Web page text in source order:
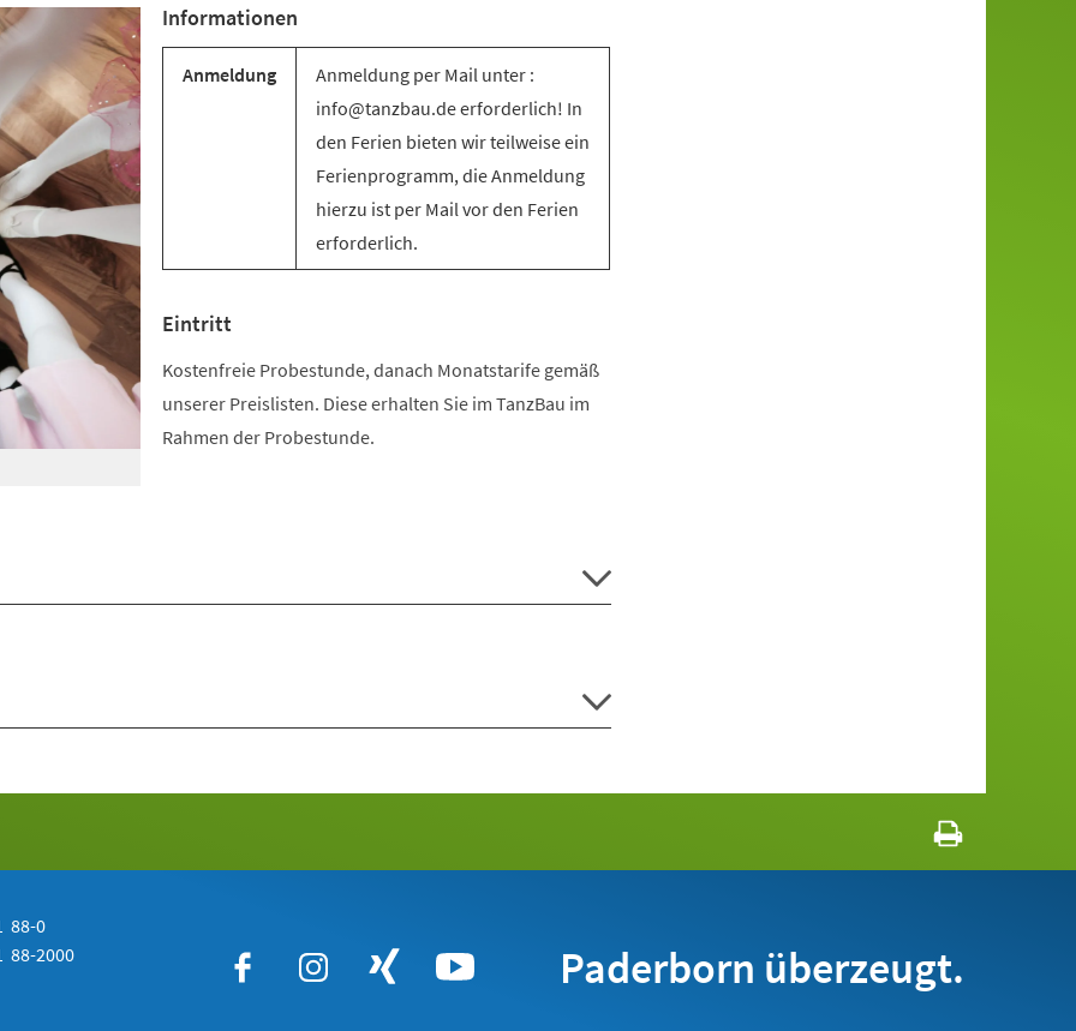
Informationen
Anmeldung
Anmeldung per Mail unter :
info@tanzbau.de erforderlich! In
den Ferien bieten wir teilweise ein
Ferienprogramm, die Anmeldung
hierzu ist per Mail vor den Ferien
erforderlich.
Eintritt
Kostenfreie Probestunde, danach Monatstarife gemäß
unserer Preislisten. Diese erhalten Sie im TanzBau im
Rahmen der Probestunde.
88-0
88-2000 Paderborn überzeugt.